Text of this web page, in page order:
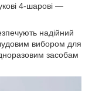
4-шарові —
надійний
чудовим вибором для
засобам